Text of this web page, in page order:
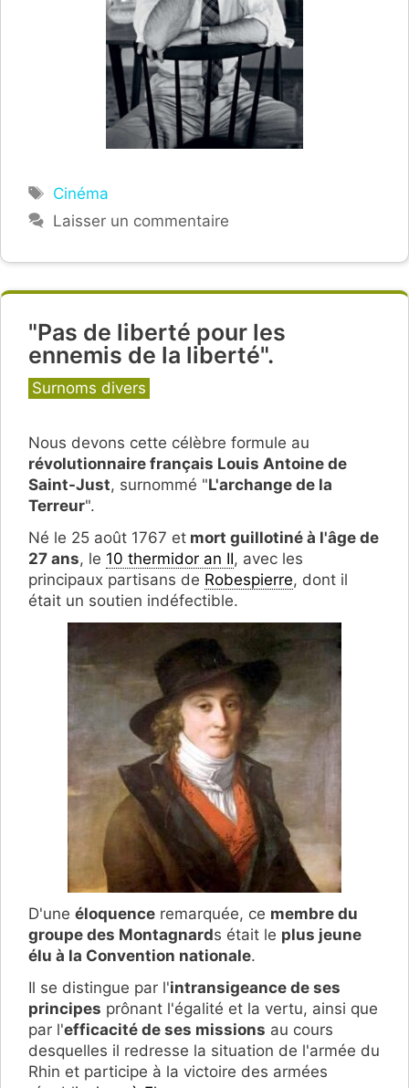
Étiquettes
Cinéma
Laisser un commentaire
"Pas de liberté pour les
ennemis de la liberté".
Catégories
Surnoms divers
Nous devons cette célèbre formule au
révolutionnaire français Louis Antoine de
Saint-Just, surnommé "L'archange de la
Terreur".
Né le 25 août 1767 et mort guillotiné à l'âge de
27 ans, le 10 thermidor an II, avec les
principaux partisans de Robespierre, dont il
était un soutien indéfectible.
D'une éloquence remarquée, ce membre du
groupe des Montagnards était le plus jeune
élu à la Convention nationale.
Il se distingue par l'intransigeance de ses
principes prônant l'égalité et la vertu, ainsi que
par l'efficacité de ses missions au cours
desquelles il redresse la situation de l'armée du
Rhin et participe à la victoire des armées